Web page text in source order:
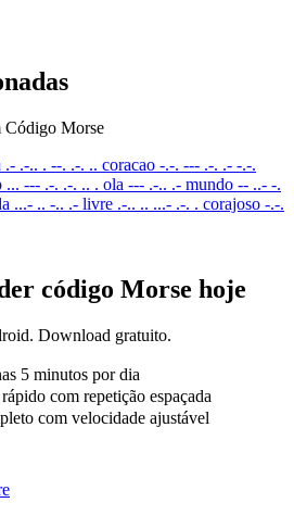
Código Morse
.- .-.. . --. .-. .. coracao -.-. --- .-. .- -.-.
... --- .-. .-. .. . ola --- .-.. .- mundo -- ..- -.
...- .. -.. .- livre .-.. .. ...- .-. . corajoso -.-.
código Morse hoje
Download gratuito.
5 minutos por dia
com repetição espaçada
com velocidade ajustável